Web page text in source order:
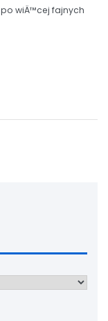
po wiÄ™cej fajnych